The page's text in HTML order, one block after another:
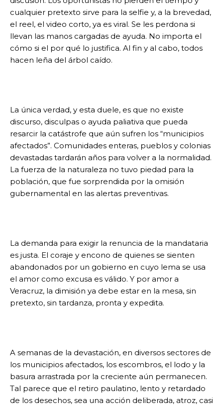
cualquier pretexto sirve para la selfie y, a la brevedad,
el reel, el video corto, ya es viral. Se les perdona si
llevan las manos cargadas de ayuda. No importa el
cómo si el por qué lo justifica. Al fin y al cabo, todos
hacen leña del árbol caído.
La única verdad, y esta duele, es que no existe
discurso, disculpas o ayuda paliativa que pueda
resarcir la catástrofe que aún sufren los “municipios
afectados”. Comunidades enteras, pueblos y colonias
devastadas tardarán años para volver a la normalidad.
La fuerza de la naturaleza no tuvo piedad para la
población, que fue sorprendida por la omisión
gubernamental en las alertas preventivas.
La demanda para exigir la renuncia de la mandataria
es justa. El coraje y encono de quienes se sienten
abandonados por un gobierno en cuyo lema se usa
el amor como excusa es válido. Y por amor a
Veracruz, la dimisión ya debe estar en la mesa, sin
pretexto, sin tardanza, pronta y expedita.
A semanas de la devastación, en diversos sectores de
los municipios afectados, los escombros, el lodo y la
basura arrastrada por la creciente aún permanecen.
Tal parece que el retiro paulatino, lento y retardado
de los desechos, sea una acción deliberada, atroz, casi